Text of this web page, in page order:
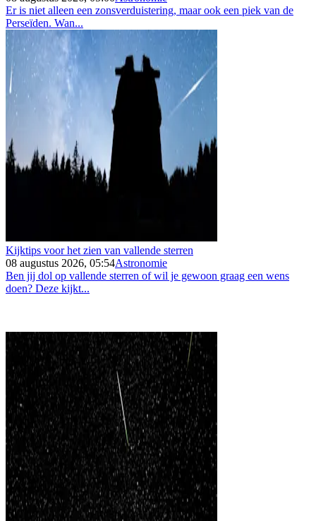
Er is niet alleen een zonsverduistering, maar ook een piek van de
Perseïden. Wan...
Kijktips voor het zien van vallende sterren
08 augustus 2026, 05:54Astronomie
Ben jij dol op vallende sterren of wil je gewoon graag een wens
doen? Deze kijkt...